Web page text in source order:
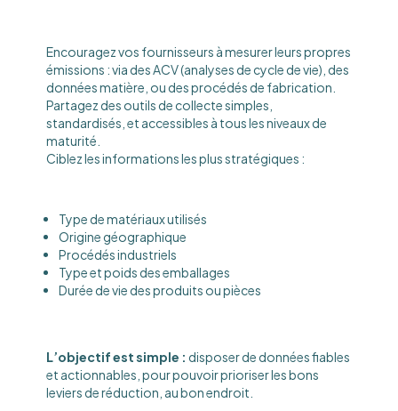
Encouragez vos fournisseurs à mesurer leurs propres
émissions : via des ACV (analyses de cycle de vie), des
données matière, ou des procédés de fabrication.
Partagez des outils de collecte simples,
standardisés, et accessibles à tous les niveaux de
maturité.
Ciblez les informations les plus stratégiques :
Type de matériaux utilisés
Origine géographique
Procédés industriels
Type et poids des emballages
Durée de vie des produits ou pièces
L’objectif est simple : disposer de données fiables
et actionnables, pour pouvoir prioriser les bons
leviers de réduction, au bon endroit.